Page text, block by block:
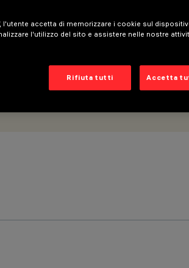
l'utente accetta di memorizzare i cookie sul
l'utilizzo del sito e assistere nelle nostre
Rifiuta tutti Accetta